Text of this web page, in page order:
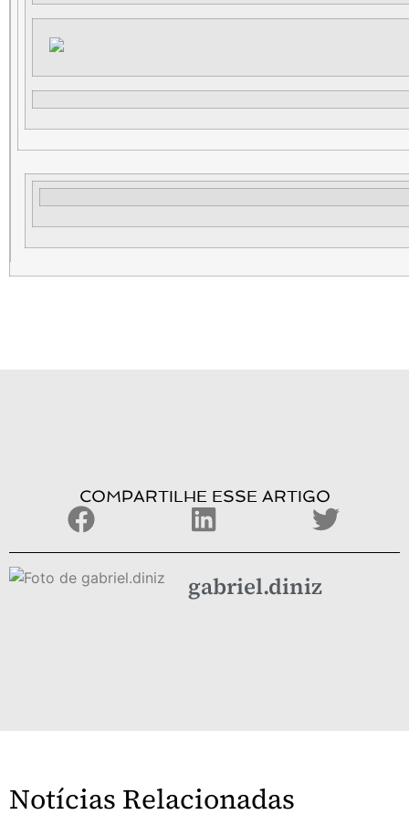
COMPARTILHE ESSE ARTIGO
gabriel.diniz
Notícias Relacionadas